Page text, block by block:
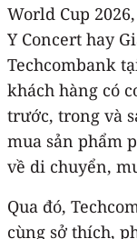
World Cup
Y Concert hay
Techcombank
khách hàng có
trước, trong và
mua sản phẩm
về di chuyển,
Qua đó,
cùng sở thích,